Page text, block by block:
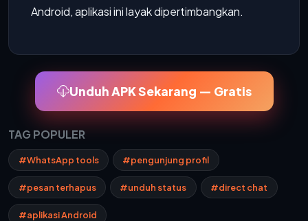
Android, aplikasi ini layak dipertimbangkan.
Unduh APK Sekarang — Gratis
TAG POPULER
#WhatsApp tools #pengunjung profil
#pesan terhapus #unduh status #direct chat
#aplikasi Android